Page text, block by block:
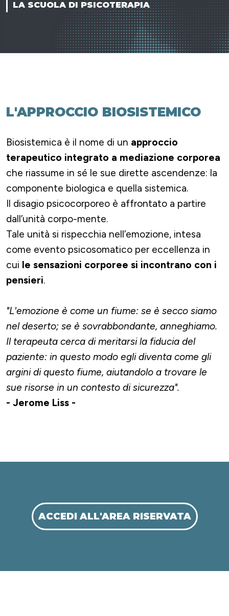
LA SCUOLA DI PSICOTERAPIA
L'APPROCCIO BIOSISTEMICO
Biosistemica è il nome di un approccio
terapeutico integrato a mediazione corporea
che riassume in sé le sue dirette ascendenze: la
componente biologica e quella sistemica.
Il disagio psicocorporeo è affrontato a partire
dall’unità corpo-mente.
Tale unità si rispecchia nell’emozione, intesa
come evento psicosomatico per eccellenza in
cui le sensazioni corporee si incontrano con i
pensieri.
"L'emozione è come un fiume: se è secco siamo
nel deserto; se è sovrabbondante, anneghiamo.
Il terapeuta cerca di meritarsi la fiducia del
paziente: in questo modo egli diventa come gli
argini di questo fiume, aiutandolo a trovare le
sue risorse in un contesto di sicurezza".
- Jerome Liss -
ACCEDI ALL'AREA RISERVATA